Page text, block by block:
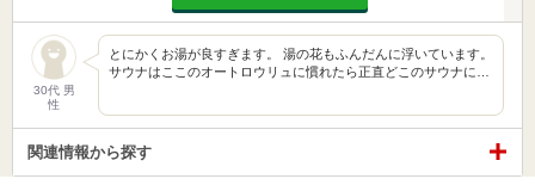
30代 男
性
とにかくお湯が良すぎます。 湯の花もふんだんに浮いています。
サウナはここのオートロウリュに慣れたら正直どこのサウナに…
関連情報から探す